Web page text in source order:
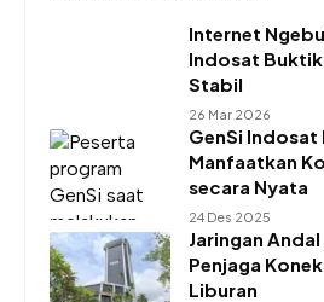
Internet
Indosat
Stabil
26 Mar 2026
GenSi Indosat
Manfaatkan
secara Nyata
24 Des 2025
Jaringan
Penjaga
Liburan